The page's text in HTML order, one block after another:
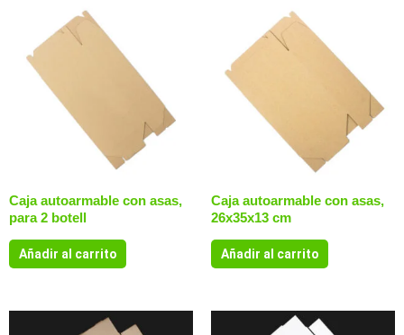
Caja autoarmable con asas,
para 2 botell
Añadir al carrito
Caja autoarmable con asas,
26x35x13 cm
Añadir al carrito